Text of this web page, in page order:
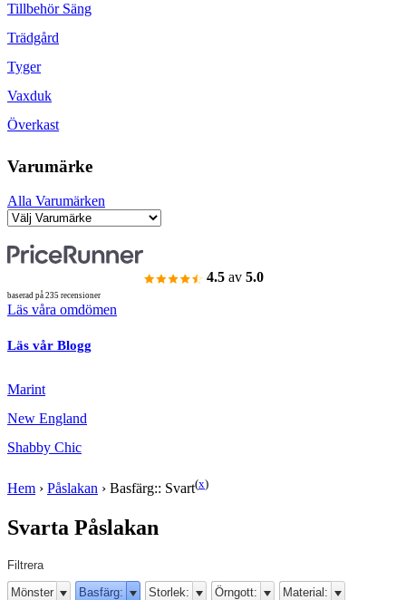
Tillbehör Säng
Trädgård
Tyger
Vaxduk
Överkast
Varumärke
Alla Varumärken
4.5 av 5.0
baserad på 235 recensioner
Läs våra omdömen
Läs vår Blogg
Marint
New England
Shabby Chic
Hem › Påslakan › Basfärg:: Svart(x)
Svarta Påslakan
Filtrera
Mönster
Basfärg: Storlek: Örngott: Material: